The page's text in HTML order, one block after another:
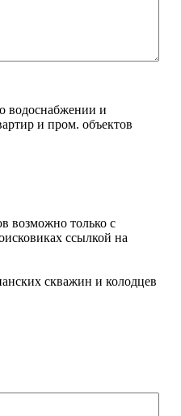
водоснабжении и
и пром. объектов
возможно только с
ссылкой на
скважин и колодцев